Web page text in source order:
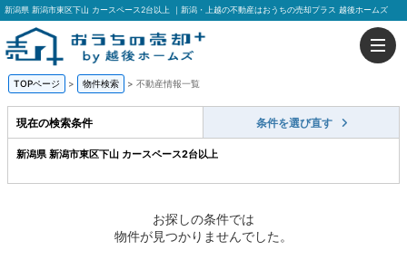
新潟県 新潟市東区下山 カースペース2台以上 ｜新潟・上越の不動産はおうちの売却プラス 越後ホームズ
TOPページ > 物件検索 > 不動産情報一覧
現在の検索条件 条件を選び直す
新潟県 新潟市東区下山 カースペース2台以上
お探しの条件では
物件が見つかりませんでした。